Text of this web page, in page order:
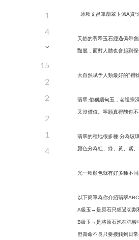
1
4
15
2
2
2
1
4
冰種文昌筆翡翠玉佩A貨*
天然的翡翠玉石經過佩帶
豔麗，而對人體也會起到
大自然賦予人類最好的"禮
翡翠:俗稱緬甸玉，老祖宗
又沒價值。寧願真得醜也
翡翠的種地很多種:分為玻
顏色分為紅、綠、黃、紫
光一種顏色就有好多種不
以下簡單為你介紹翡翠ABC
A級玉 →是原石只經過切割
B級玉 →是將原石泡在強酸
但壽命不長只要接觸到日